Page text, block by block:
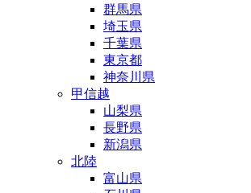
群馬県
埼玉県
千葉県
東京都
神奈川県
甲信越
山梨県
長野県
新潟県
北陸
富山県